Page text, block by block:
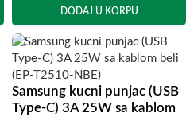
DODAJ U KORPU
Samsung kucni punjac (USB
Type-C) 3A 25W sa kablom